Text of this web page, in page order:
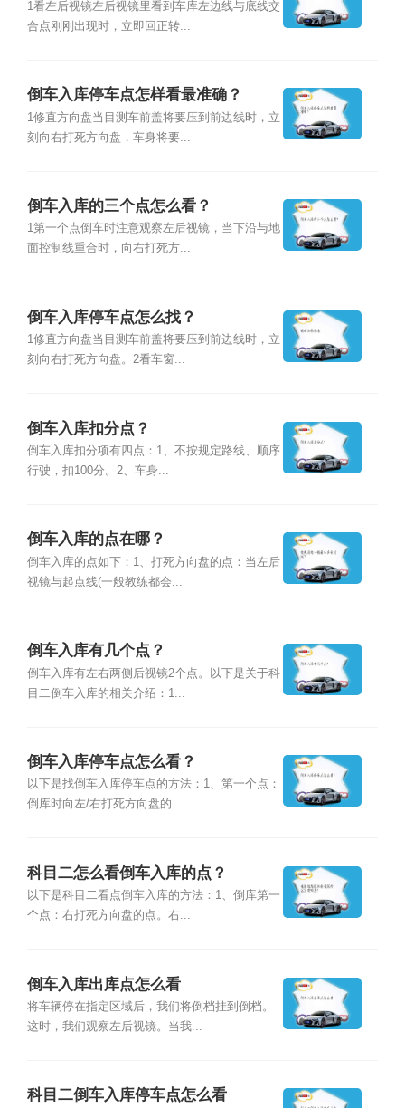
1看左后视镜左后视镜里看到车库左边线与底线交
合点刚刚出现时，立即回正转...
倒车入库停车点怎样看最准确？
1修直方向盘当目测车前盖将要压到前边线时，立
刻向右打死方向盘，车身将要...
倒车入库的三个点怎么看？
1第一个点倒车时注意观察左后视镜，当下沿与地
面控制线重合时，向右打死方...
倒车入库停车点怎么找？
1修直方向盘当目测车前盖将要压到前边线时，立
刻向右打死方向盘。2看车窗...
倒车入库扣分点？
倒车入库扣分项有四点：1、不按规定路线、顺序
行驶，扣100分。2、车身...
倒车入库的点在哪？
倒车入库的点如下：1、打死方向盘的点：当左后
视镜与起点线(一般教练都会...
倒车入库有几个点？
倒车入库有左右两侧后视镜2个点。以下是关于科
目二倒车入库的相关介绍：1...
倒车入库停车点怎么看？
以下是找倒车入库停车点的方法：1、第一个点：
倒库时向左/右打死方向盘的...
科目二怎么看倒车入库的点？
以下是科目二看点倒车入库的方法：1、倒库第一
个点：右打死方向盘的点。右...
倒车入库出库点怎么看
将车辆停在指定区域后，我们将倒档挂到倒档。
这时，我们观察左后视镜。当我...
科目二倒车入库停车点怎么看